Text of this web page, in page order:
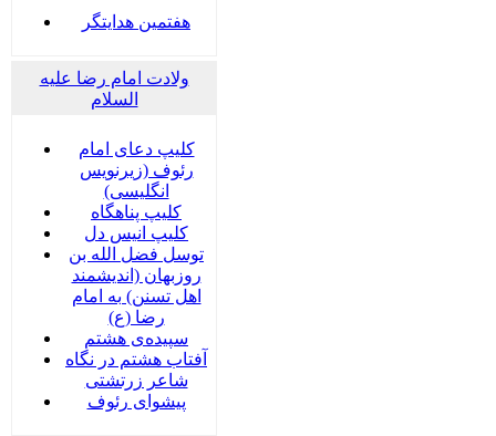
هفتمین هدایتگر
ولادت امام رضا علیه
السلام
کلیپ دعای امام
رئوف (زیرنویس
انگلیسی)
کلیپ پناهگاه
کلیپ انیس دل
توسل فضل الله بن
روزبهان (اندیشمند
اهل تسنن) به امام
رضا (ع)
سپیده‌ی هشتم
آفتاب هشتم در نگاه
شاعر زرتشتی
پیشوای رئوف